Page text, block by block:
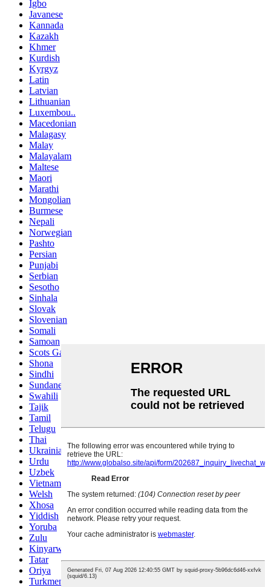
Igbo
Javanese
Kannada
Kazakh
Khmer
Kurdish
Kyrgyz
Latin
Latvian
Lithuanian
Luxembou..
Macedonian
Malagasy
Malay
Malayalam
Maltese
Maori
Marathi
Mongolian
Burmese
Nepali
Norwegian
Pashto
Persian
Punjabi
Serbian
Sesotho
Sinhala
Slovak
Slovenian
Somali
Samoan
Scots Gaelic
Shona
Sindhi
Sundanese
Swahili
Tajik
Tamil
Telugu
Thai
Ukrainian
Urdu
Uzbek
Vietnamese
Welsh
Xhosa
Yiddish
Yoruba
Zulu
Kinyarwanda
Tatar
Oriya
Turkmen